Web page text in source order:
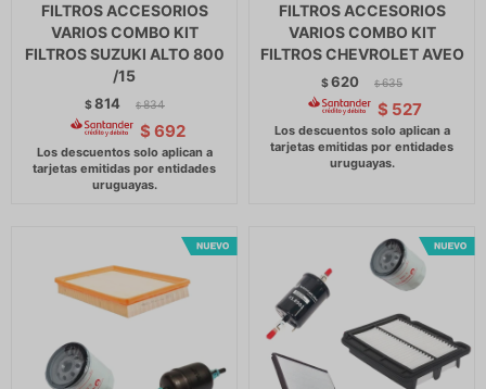
FILTROS ACCESORIOS
VARIOS COMBO KIT
FILTROS SUZUKI ALTO 800
/15
$814 $ 834
$ 692
FILTROS ACCESORIOS
VARIOS COMBO KIT
FILTROS CHEVROLET AVEO
$620 $ 635
$ 527